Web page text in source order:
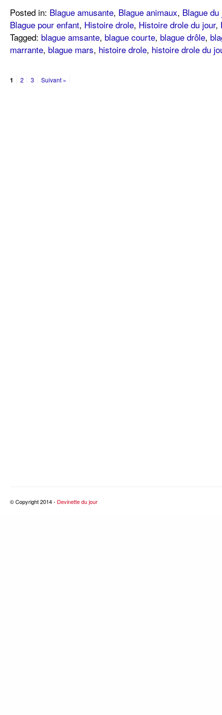
Posted in: Blague amusante, Blague animaux, Blague du
Blague pour enfant, Histoire drole, Histoire drole du jour,
Tagged: blague amsante, blague courte, blague drôle,
marrante, blague mars, histoire drole, histoire drole du
1 2 3 Suivant »
© Copyright 2014 - Devinette du jour